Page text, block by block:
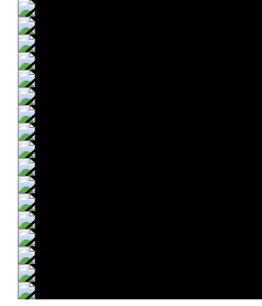
© R. Lekl
© R. Lekl
© R. Lekl
© R. Lekl
© R. Lekl
© R. Lekl
© R. Lekl
© R. Lekl
© R. Lekl
© R. Lekl
© R. Lekl
© R. Lekl
© R. Lekl
© R. Lekl
© R. Lekl
© R. Lekl
© R. Lekl